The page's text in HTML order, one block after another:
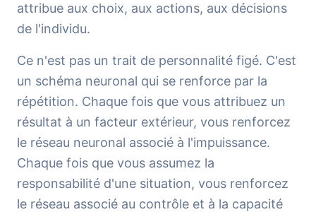
attribue aux choix, aux actions, aux décisions
de l'individu.
Ce n'est pas un trait de personnalité figé. C'est
un schéma neuronal qui se renforce par la
répétition. Chaque fois que vous attribuez un
résultat à un facteur extérieur, vous renforcez
le réseau neuronal associé à l'impuissance.
Chaque fois que vous assumez la
responsabilité d'une situation, vous renforcez
le réseau associé au contrôle et à la capacité